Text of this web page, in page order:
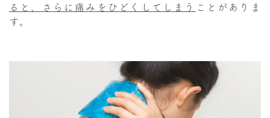
ると、さらに痛みをひどくしてしまう ことがありま
す。